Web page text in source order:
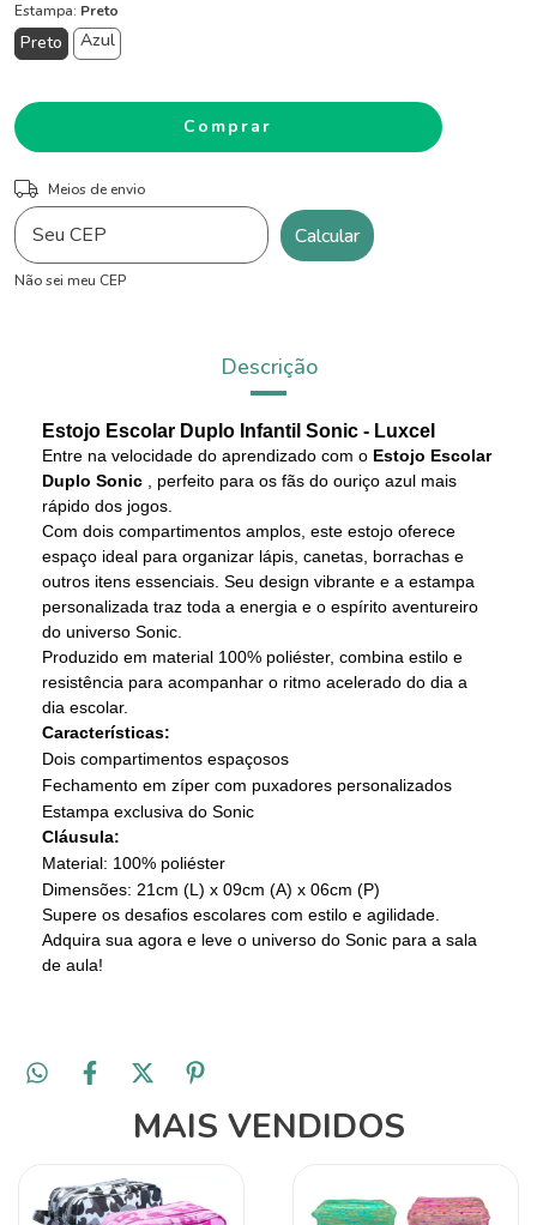
Estampa: Preto
Preto Azul
Entregas para o CEP:
Meios de envio
Calcular
Não sei meu CEP
Descrição
Estojo Escolar Duplo Infantil Sonic - Luxcel
Entre na velocidade do aprendizado com o Estojo Escolar
Duplo Sonic , perfeito para os fãs do ouriço azul mais
rápido dos jogos.
Com dois compartimentos amplos, este estojo oferece
espaço ideal para organizar lápis, canetas, borrachas e
outros itens essenciais. Seu design vibrante e a estampa
personalizada traz toda a energia e o espírito aventureiro
do universo Sonic.
Produzido em material 100% poliéster, combina estilo e
resistência para acompanhar o ritmo acelerado do dia a
dia escolar.
Características:
Dois compartimentos espaçosos
Fechamento em zíper com puxadores personalizados
Estampa exclusiva do Sonic
Cláusula:
Material: 100% poliéster
Dimensões: 21cm (L) x 09cm (A) x 06cm (P)
Supere os desafios escolares com estilo e agilidade.
Adquira sua agora e leve o universo do Sonic para a sala
de aula!
MAIS VENDIDOS